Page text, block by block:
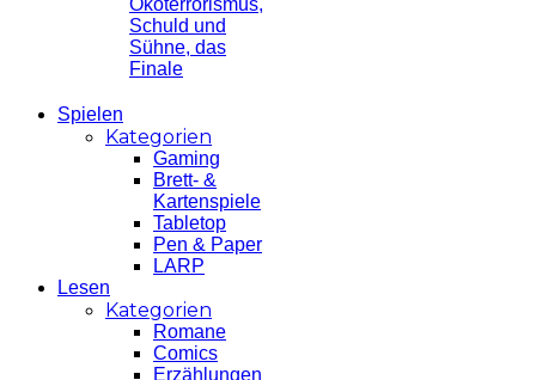
Spielen
Kategorien
Gaming
Brett- &
Kartenspiele
Tabletop
Pen & Paper
LARP
Lesen
Kategorien
Romane
Comics
Erzählungen